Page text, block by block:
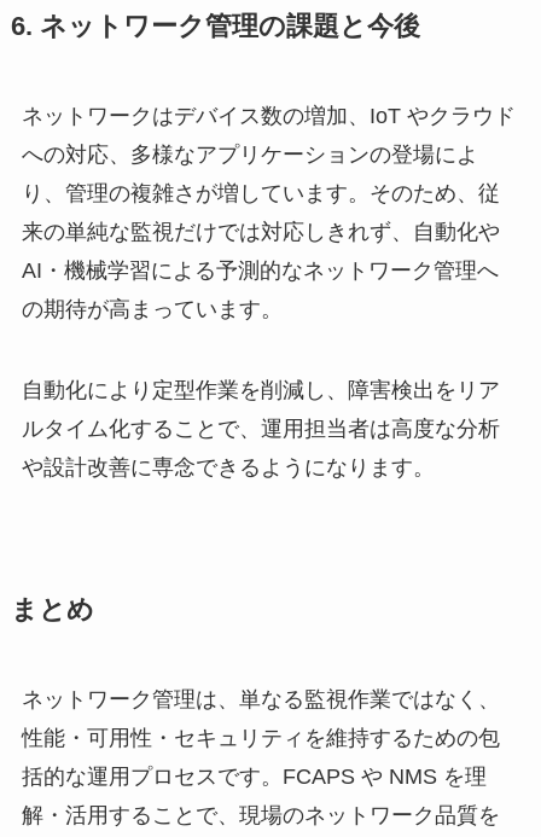
6. ネットワーク管理の課題と今後
ネットワークはデバイス数の増加、IoT やクラウド
への対応、多様なアプリケーションの登場によ
り、管理の複雑さが増しています。そのため、従
来の単純な監視だけでは対応しきれず、自動化や
AI・機械学習による予測的なネットワーク管理へ
の期待が高まっています。
自動化により定型作業を削減し、障害検出をリア
ルタイム化することで、運用担当者は高度な分析
や設計改善に専念できるようになります。
まとめ
ネットワーク管理は、単なる監視作業ではなく、
性能・可用性・セキュリティを維持するための包
括的な運用プロセスです。FCAPS や NMS を理
解・活用することで、現場のネットワーク品質を